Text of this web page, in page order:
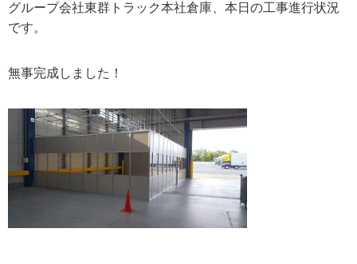
グループ会社東群トラック本社倉庫、本日の工事進行状況
です。
無事完成しました！